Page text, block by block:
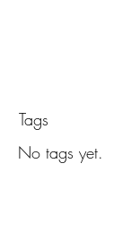
Tags
No tags yet.